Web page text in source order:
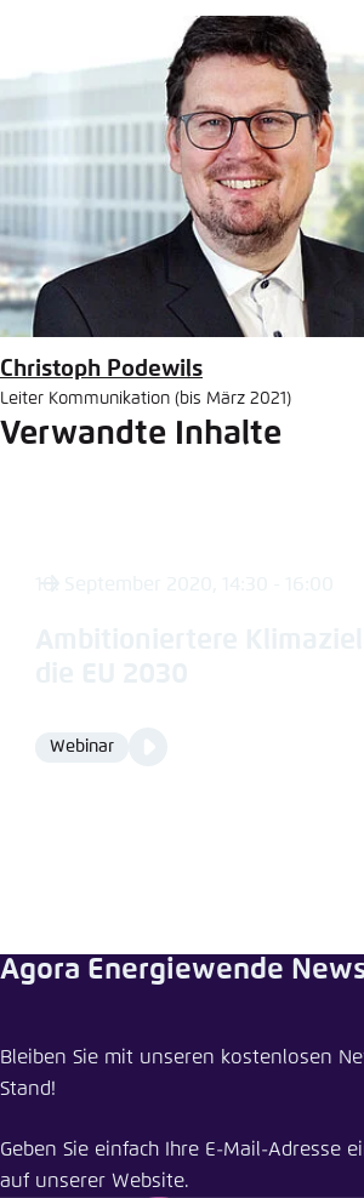
Christoph Podewils
Leiter Kommunikation (bis März 2021)
Verwandte Inhalte
Format
Webinar
Agora Energiewende
Bleiben Sie mit unseren kostenlosen
Stand!
Geben Sie einfach Ihre E-Mail-Adresse
auf unserer Website.